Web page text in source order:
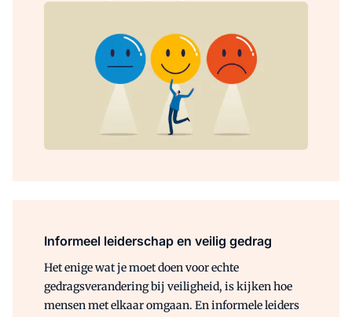
Informeel leiderschap en veilig gedrag
Het enige wat je moet doen voor echte
gedragsverandering bij veiligheid, is kijken hoe
mensen met elkaar omgaan. En informele leiders